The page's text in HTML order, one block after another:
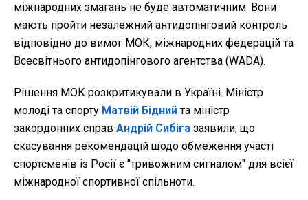
міжнародних змагань не буде автоматичним. Вони
мають пройти незалежний антидопінговий контроль
відповідно до вимог МОК, міжнародних федерацій та
Всесвітнього антидопінгового агентства (WADA).
Рішення МОК розкритикували в Україні. Міністр
молоді та спорту Матвій Біднийта міністр
закордонних справ Андрій Сибіга заявили, що
скасування рекомендацій щодо обмеження участі
спортсменів із Росії є "тривожним сигналом" для всієї
міжнародної спортивної спільноти.